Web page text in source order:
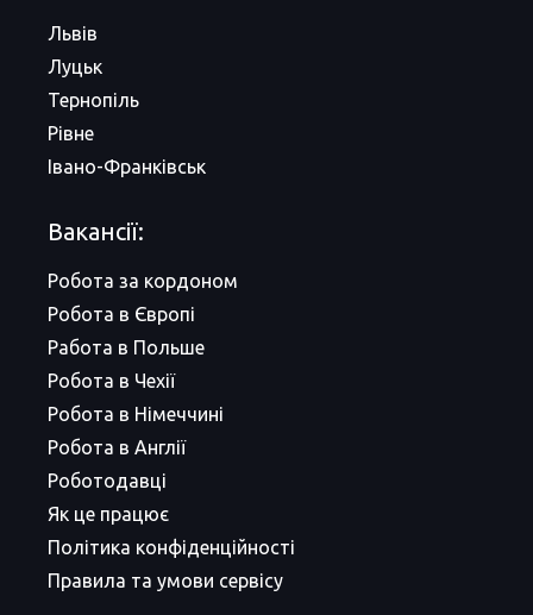
Львів
Луцьк
Тернопіль
Рівне
Івано-Франківськ
Вакансії:
Робота за кордоном
Робота в Європі
Работа в Польше
Робота в Чехії
Робота в Німеччині
Робота в Англії
Роботодавці
Як це працює
Політика конфіденційності
Правила та умови сервісу